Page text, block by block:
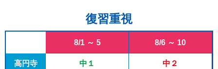
復習重視
8/1 ～ 5 8/6 ～ 10
高円寺 中１ 中２